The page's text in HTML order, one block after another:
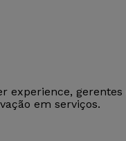
experience,
em serviços.